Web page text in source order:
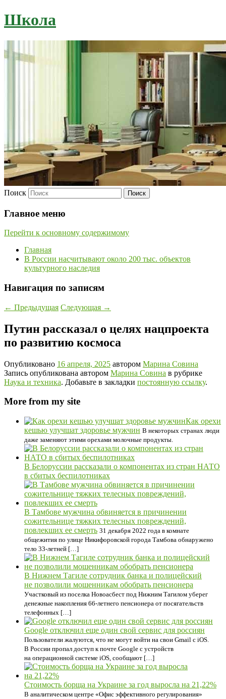
Школа
Поиск
Главное меню
Перейти к основному содержимому
Главная
В России насчитывают около 200 тыс. объектов
культурного наследия
Навигация по записям
← Предыдущая Следующая →
Путин рассказал о целях нацпроекта
по развитию космоса
Опубликовано 16 апреля, 2025 автором Марина Совина
Запись опубликована автором Марина Совина в рубрике
Наука и техника. Добавьте в закладки постоянную ссылку.
More from my site
Как орехи
кешью улучшат здоровье мужчин В некоторых странах люди
даже заменяют этими орехами молочные продукты.
В Белоруссии рассказали о компонентах из стран НАТО
в сбитых беспилотниках
В Тамбове мужчина обвиняется в причинении
сожительнице тяжких телесных повреждений,
повлекших ее смерть 31 декабря 2022 года в комнате
общежития по улице Никифоровской города Тамбова обнаружено
тело 33-летней […]
В Нижнем Тагиле сотрудник банка и полицейский
не позволили мошенникам обобрать пенсионера
Участковый из поселка Новоасбест под Нижним Тагилом уберег
денежные накопления 66-летнего пенсионера от посягательств
телефонных […]
Google отключил еще один свой сервис для россиян
Пользователи жалуются, что не могут войти на свои Gmail с iOS.
В России пропал доступ к почте Google с устройств
на операционной системе iOS, сообщают […]
Стоимость борща на Украине за год выросла на 21,22%
В аналитическом центре «Офис эффективного регулирования»